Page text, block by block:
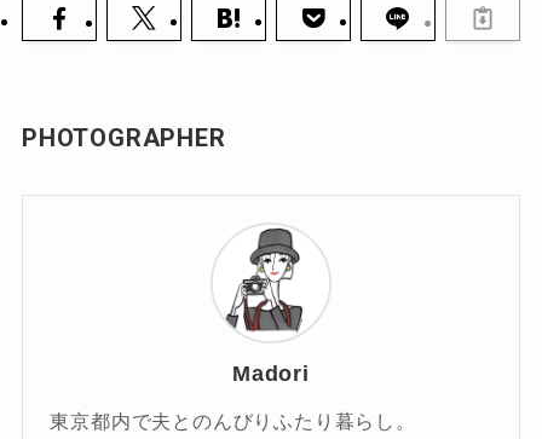
PHOTOGRAPHER
Madori
東京都内で夫とのんびりふたり暮らし。